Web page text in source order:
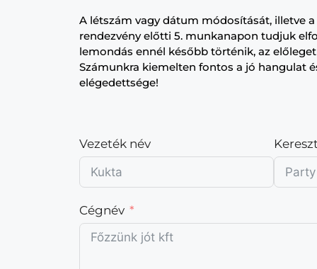
A létszám vagy dátum módosítását, illetve
rendezvény előtti 5. munkanapon tudjuk
lemondás ennél később történik, az
Számunkra kiemelten fontos a jó hangulat
elégedettsége!
Vezeték név
Cégnév